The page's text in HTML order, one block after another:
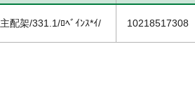
主配架/331.1/ﾛﾍﾞｲﾝｽ*ｲ/ 10218517308